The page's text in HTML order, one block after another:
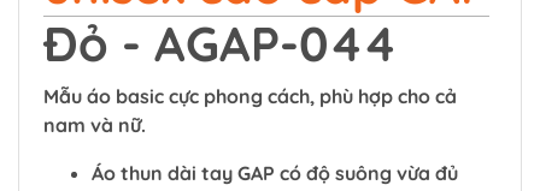
Đỏ - AGAP-044
Mẫu áo basic cực phong cách, phù hợp cho cả
nam và nữ.
Áo thun dài tay GAP có độ suông vừa đủ